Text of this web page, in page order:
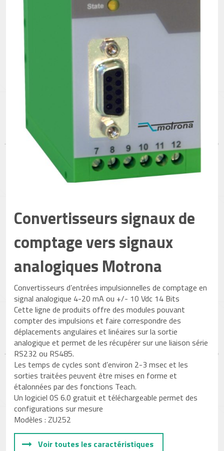
Convertisseurs signaux de
comptage vers signaux
analogiques Motrona
Convertisseurs d’entrées impulsionnelles de comptage en
signal analogique 4-20 mA ou +/- 10 Vdc 14 Bits
Cette ligne de produits offre des modules pouvant
compter des impulsions et faire correspondre des
déplacements angulaires et linéaires sur la sortie
analogique et permet de les récupérer sur une liaison série
RS232 ou RS485.
Les temps de cycles sont d’environ 2-3 msec et les
sorties traitées peuvent être mises en forme et
étalonnées par des fonctions Teach.
Un logiciel 0S 6.0 gratuit et téléchargeable permet des
configurations sur mesure
Modèles : ZU252
Voir toutes les caractéristiques